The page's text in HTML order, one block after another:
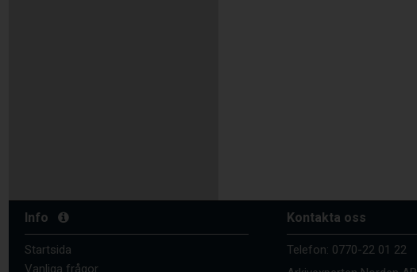
Info
Startsida
Kontakta oss
Telefon: 0770-22 01 22